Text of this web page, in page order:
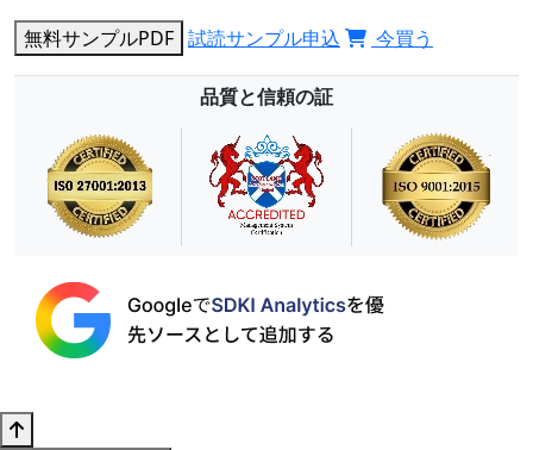
無料サンプルPDF 試読サンプル申込 今買う
品質と信頼の証